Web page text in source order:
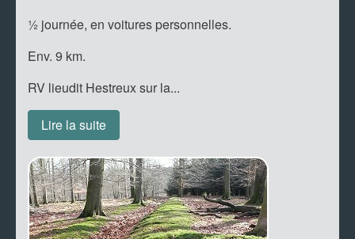
½ journée, en voitures personnelles.
Env. 9 km.
RV lieudit Hestreux sur la...
Lire la suite